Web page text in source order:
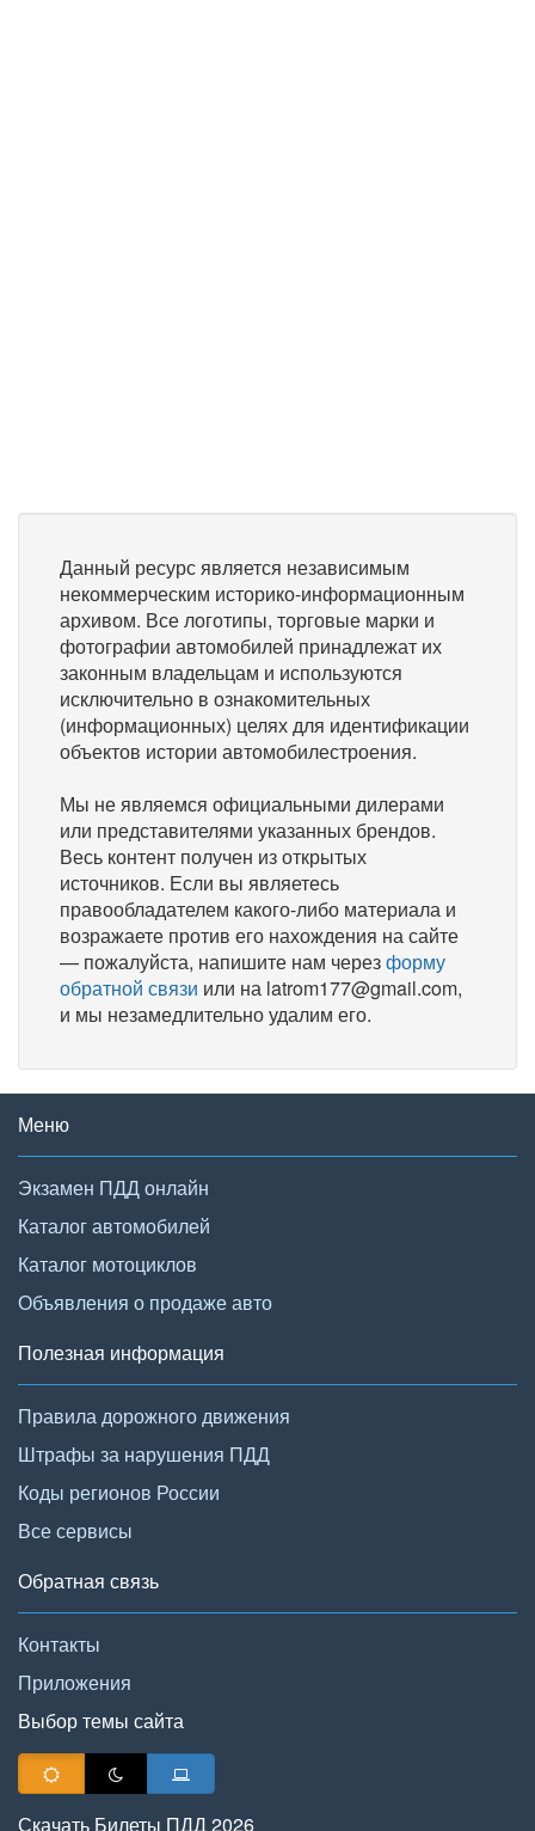
Данный ресурс является независимым
некоммерческим историко-информационным
архивом. Все логотипы, торговые марки и
фотографии автомобилей принадлежат их
законным владельцам и используются
исключительно в ознакомительных
(информационных) целях для идентификации
объектов истории автомобилестроения.
Мы не являемся официальными дилерами
или представителями указанных брендов.
Весь контент получен из открытых
источников. Если вы являетесь
правообладателем какого-либо материала и
возражаете против его нахождения на сайте
— пожалуйста, напишите нам черезформу
обратной связи или на latrom177@gmail.com,
и мы незамедлительно удалим его.
Меню
Экзамен ПДД онлайн
Каталог автомобилей
Каталог мотоциклов
Объявления о продаже авто
Полезная информация
Правила дорожного движения
Штрафы за нарушения ПДД
Коды регионов России
Все сервисы
Обратная связь
Контакты
Приложения
Выбор темы сайта
Скачать Билеты ПДД 2026